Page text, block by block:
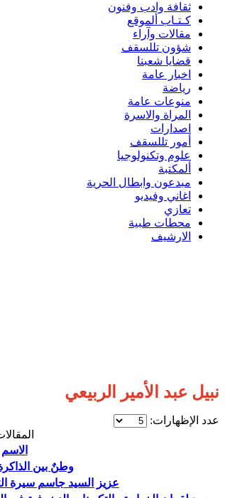
ثقافة وادب وفنون
كـتـاب ألموقع
مقالات وآراء
شؤون تللسقف
قضايا شعبنا
اخبار عامة
رياضة
منوعات عامة
المراة والاسرة
اصدارات
أمور تللسقف
علوم وتكنولوجيا
ألمكتبة
مبدعون وابطال الحرية
اغاني وفيديو
تعازي
محطات طبية
الارشيف
نبيل عبد الأمير الربيعي
عدد الإظهارات:
الاسم
وطنٌ بين
عزيز السيد جاسم سيرة